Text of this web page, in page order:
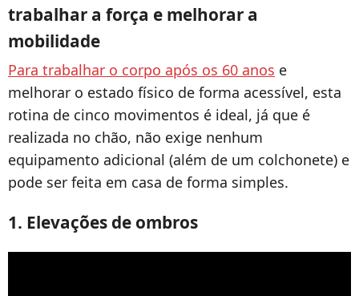
trabalhar a força e melhorar a
mobilidade
Para trabalhar o corpo após os 60 anos e
melhorar o estado físico de forma acessível, esta
rotina de cinco movimentos é ideal, já que é
realizada no chão, não exige nenhum
equipamento adicional (além de um colchonete) e
pode ser feita em casa de forma simples.
1. Elevações de ombros